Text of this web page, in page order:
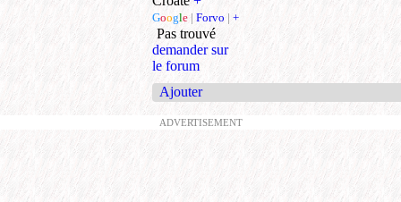
Google | Forvo | +
Pas trouvé
demander sur
le forum
Ajouter
ADVERTISEMENT